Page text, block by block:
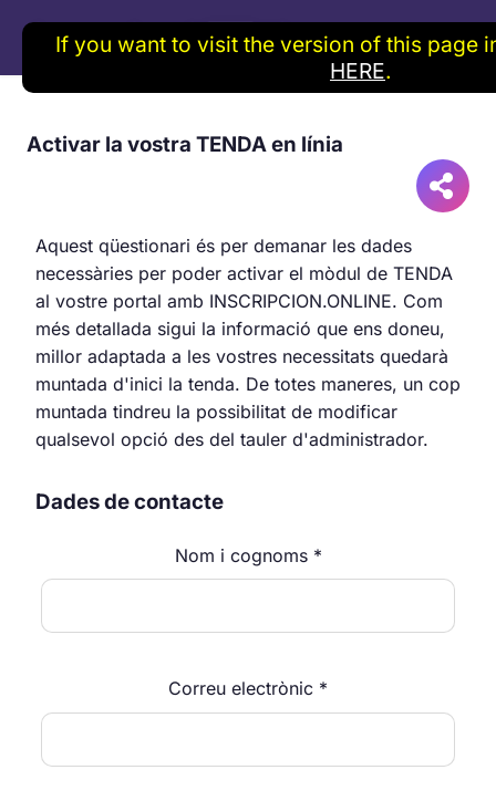
Activar la vostra TENDA en línia
Aquest qüestionari és per demanar les dades
necessàries per poder activar el mòdul de TENDA
al vostre portal amb INSCRIPCION.ONLINE. Com
més detallada sigui la informació que ens doneu,
millor adaptada a les vostres necessitats quedarà
muntada d'inici la tenda. De totes maneres, un cop
muntada tindreu la possibilitat de modificar
qualsevol opció des del tauler d'administrador.
Dades de contacte
Nom i cognoms *
Correu electrònic *
If you want to visit the version of this page
HERE.